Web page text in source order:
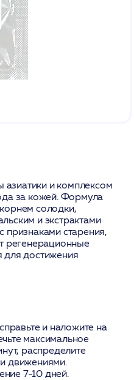
азиатики и комплексом
за кожей. Формула
солодки,
и экстрактами
старения,
регенерационные
для достижения
и наложите на
максимальное
распределите
движениями.
7-10 дней.